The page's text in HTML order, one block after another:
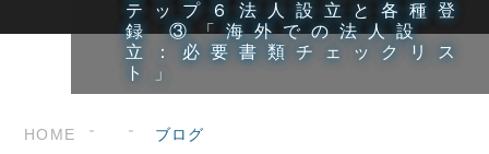
テップ６法人設立と各種登
録 ③「海外での法人設
立：必要書類チェックリス
ト」
HOME ブログ